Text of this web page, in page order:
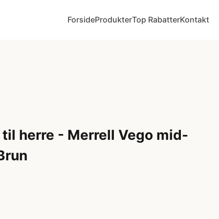
ForsideProdukterTop RabatterKontakt
herre - Merrell Vego mid-